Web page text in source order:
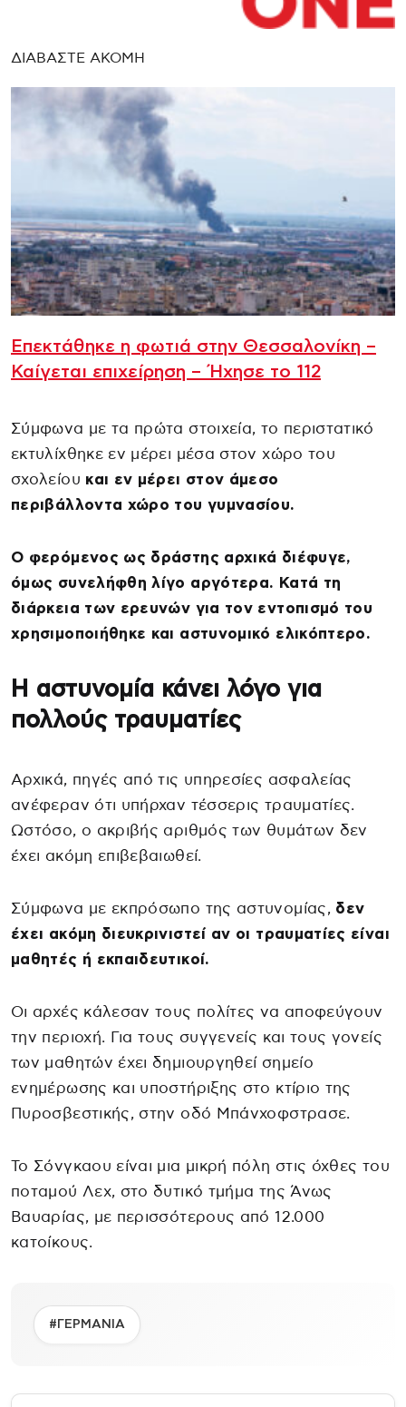
ΔΙΑΒΑΣΤΕ ΑΚΟΜΗ
Επεκτάθηκε η φωτιά στην Θεσσαλονίκη –
Καίγεται επιχείρηση – Ήχησε το 112
Σύμφωνα με τα πρώτα στοιχεία, το περιστατικό
εκτυλίχθηκε εν μέρει μέσα στον χώρο του
σχολείου και εν μέρει στον άμεσο
περιβάλλοντα χώρο του γυμνασίου.
Ο φερόμενος ως δράστης αρχικά διέφυγε,
όμως συνελήφθη λίγο αργότερα. Κατά τη
διάρκεια των ερευνών για τον εντοπισμό του
χρησιμοποιήθηκε και αστυνομικό ελικόπτερο.
Η αστυνομία κάνει λόγο για
πολλούς τραυματίες
Αρχικά, πηγές από τις υπηρεσίες ασφαλείας
ανέφεραν ότι υπήρχαν τέσσερις τραυματίες.
Ωστόσο, ο ακριβής αριθμός των θυμάτων δεν
έχει ακόμη επιβεβαιωθεί.
Σύμφωνα με εκπρόσωπο της αστυνομίας, δεν
έχει ακόμη διευκρινιστεί αν οι τραυματίες είναι
μαθητές ή εκπαιδευτικοί.
Οι αρχές κάλεσαν τους πολίτες να αποφεύγουν
την περιοχή. Για τους συγγενείς και τους γονείς
των μαθητών έχει δημιουργηθεί σημείο
ενημέρωσης και υποστήριξης στο κτίριο της
Πυροσβεστικής, στην οδό Μπάνχοφστρασε.
Το Σόνγκαου είναι μια μικρή πόλη στις όχθες του
ποταμού Λεχ, στο δυτικό τμήμα της Άνως
Βαυαρίας, με περισσότερους από 12.000
κατοίκους.
#ΓΕΡΜΑΝΙΑ